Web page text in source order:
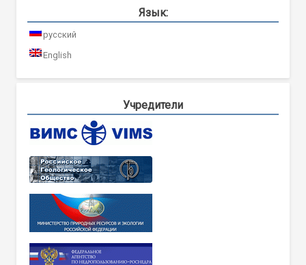
Язык:
русский
English
Учредители